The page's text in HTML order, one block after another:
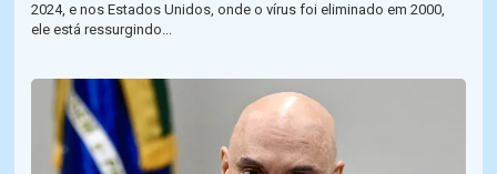
2024, e nos Estados Unidos, onde o vírus foi eliminado em 2000,
ele está ressurgindo...